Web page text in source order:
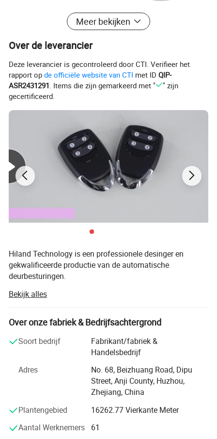
Meer bekijken
Over de leverancier
Deze leverancier is gecontroleerd door CTI. Verifieer het
rapport opde officiële website van CTI met IDQIP-
ASR2431291 . Items die zijn gemarkeerd met "
" zijn
gecertificeerd.
Hiland Technology is een professionele desinger en
gekwalificeerde productie van de automatische
deurbesturingen.
afstandsbediening, zender, ontvanger, buisvormig
motorbedieningspaneel, motorgroepscontroller,
schuifdeurbedieningspaneel,
en andere accessoires.
hebben de certificering van ISO 9001: 2008, CE, RoHS,
goed verkocht in Europa, Azië, de VS en veel landen.
om de kwaliteit te waarborgen.
Welkom bij OEM-bestellingen, en we zijn ook welkom bij
Bekijk alles
Over onze fabriek & Bedrijfsachtergrond
Soort bedrijf
Fabrikant/fabriek &
Handelsbedrijf
Adres
No. 68, Beizhuang Road, Dipu
Street, Anji County, Huzhou,
Zhejiang, China
Plantengebied
16262.77 Vierkante Meter
Aantal Werknemers
61